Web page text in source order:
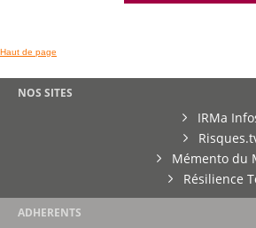
Haut de page
NOS SITES
IRMa
Mémento du
Résilience
ADHERENTS